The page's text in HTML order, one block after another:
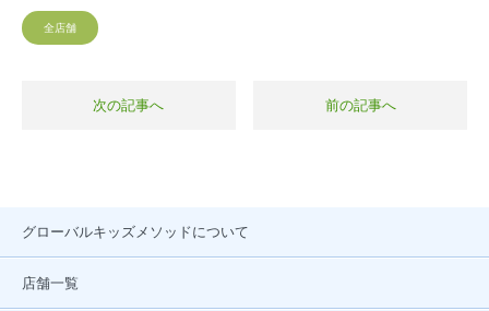
全店舗
前の記事へ
次の記事へ
グローバルキッズメソッドについて
店舗一覧